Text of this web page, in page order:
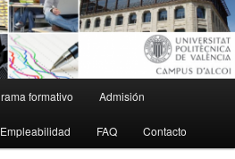
formativo Admisión
Empleabilidad FAQ Contacto